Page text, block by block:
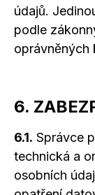
údajů.
podle
oprávněných
6.
6.1. Správce
technická a
osobních